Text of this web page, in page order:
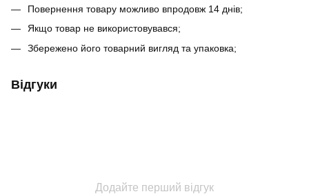
Повернення товару можливо впродовж 14 днів;
Якщо товар не використовувався;
Збережено його товарний вигляд та упаковка;
Відгуки
Додайте перший відгук